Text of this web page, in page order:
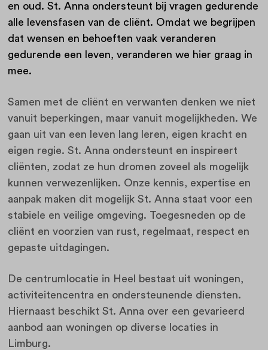
en oud. St. Anna ondersteunt bij vragen gedurende
alle levensfasen van de cliënt. Omdat we begrijpen
dat wensen en behoeften vaak veranderen
gedurende een leven, veranderen we hier graag in
mee.
Samen met de cliënt en verwanten denken we niet
vanuit beperkingen, maar vanuit mogelijkheden. We
gaan uit van een leven lang leren, eigen kracht en
eigen regie. St. Anna ondersteunt en inspireert
cliënten, zodat ze hun dromen zoveel als mogelijk
kunnen verwezenlijken. Onze kennis, expertise en
aanpak maken dit mogelijk St. Anna staat voor een
stabiele en veilige omgeving. Toegesneden op de
cliënt en voorzien van rust, regelmaat, respect en
gepaste uitdagingen.
De centrumlocatie in Heel bestaat uit woningen,
activiteitencentra en ondersteunende diensten.
Hiernaast beschikt St. Anna over een gevarieerd
aanbod aan woningen op diverse locaties in
Limburg.